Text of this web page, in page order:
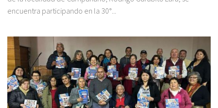
encuentra participando en la 30°...